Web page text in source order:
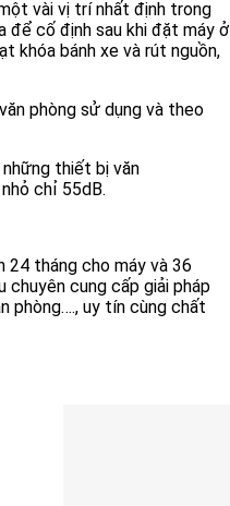
vài vị trí nhất định trong
để cố định sau khi đặt máy ở
khóa bánh xe và rút nguồn,
phòng sử dụng và theo
thiết bị văn
chỉ 55dB.
24 tháng cho máy và 36
chuyên cung cấp giải pháp
phòng…., uy tín cùng chất